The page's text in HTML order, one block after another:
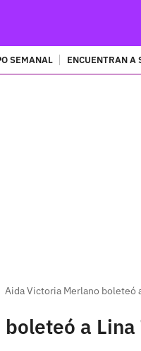
SEMANAL ENCUENTRAN A
Aida Victoria Merlano boleteó
a